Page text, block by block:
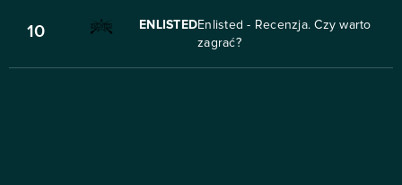
10 ENLISTEDEnlisted - Recenzja. Czy warto
zagrać?